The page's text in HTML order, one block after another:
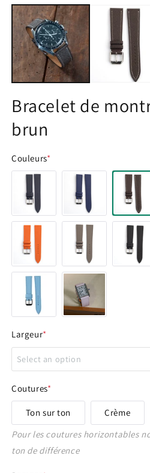
le
média
1
dans
une
fenêtre
modale
Bracelet de
brun
Couleurs*
Largeur*
Select an option
14 - 12 mm
16 - 14 mm
17 - 16 mm
Coutures*
Ton sur ton
Crème
Pour les coutures horizontables
ton de différence